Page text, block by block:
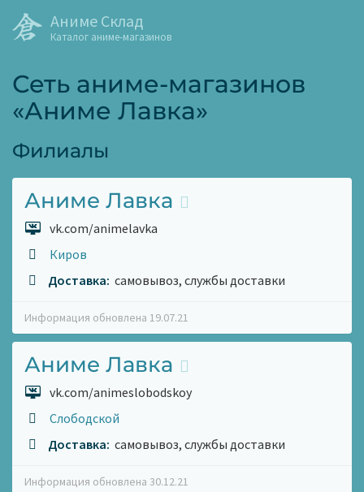
Аниме Склад
Каталог аниме-магазинов
Сеть аниме-магазинов
«Аниме Лавка»
Филиалы
Аниме Лавка
vk.com/animelavka
Киров
Доставка: самовывоз, службы доставки
Информация обновлена 19.07.21
Аниме Лавка
vk.com/animeslobodskoy
Слободской
Доставка: самовывоз, службы доставки
Информация обновлена 30.12.21